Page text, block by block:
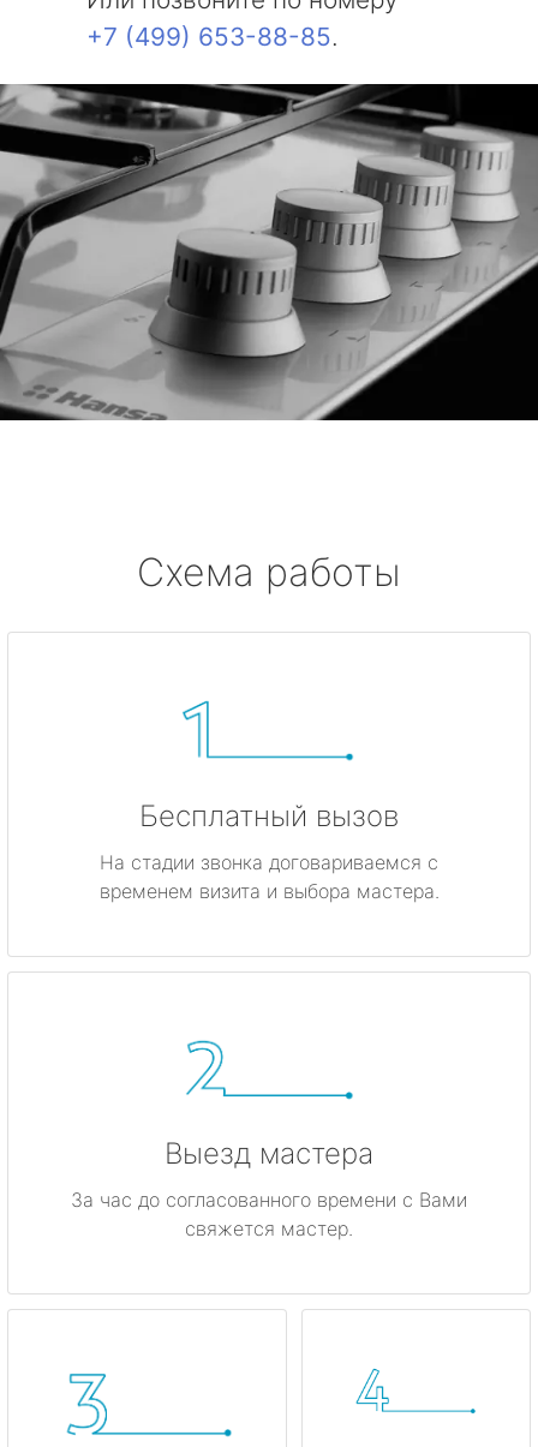
+7 (499) 653-88-85.
Схема работы
Бесплатный вызов
На стадии звонка договариваемся с
временем визита и выбора мастера.
Выезд мастера
За час до согласованного времени с Вами
свяжется мастер.